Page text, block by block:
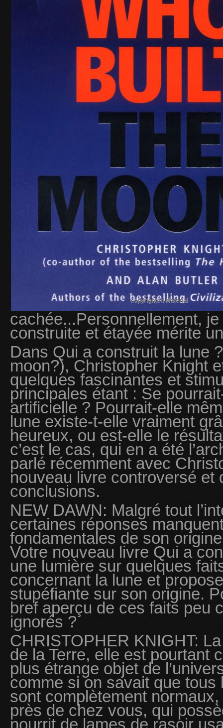
cachée...Personnellement,
construite et étayée mérite
Dans Qui a construit la lune
moon?), Christopher Knight
quelques fascinantes et
principales étant : Se
artificielle ? Pourrait-elle
lune existe-t-elle vraiment
heureux, ou est-elle le
c’est le cas, qui en a été
parlé récemment avec
nouveau livre controversé et
conclusions.
NEW DAWN: Malgré tout
certaines réponses
fondamentales de son
Votre nouveau livre Qui a
une lumière sur quelques
concernant la lune et
stupéfiante sur son origine.
bref aperçu de ces faits peu
ignorés ?
CHRISTOPHER KNIGHT:
de la Terre, elle est pourtant
plus étrange objet de
comme si on savait que
sont complètement
près de chez vous, qui